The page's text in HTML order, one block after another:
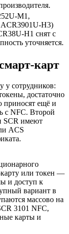
M1,
H3)
H1 снят с
уточняется.
карт
у сотрудников:
достаточно
приносят ещё и
с NFC. Второй
SCR имеют
ACS
карту или токен —
и доступ к
вариант в
массово на
3101 NFC,
карты и